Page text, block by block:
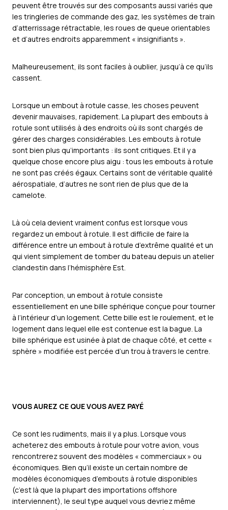
peuvent être trouvés sur des composants aussi variés que
les tringleries de commande des gaz, les systèmes de train
d’atterrissage rétractable, les roues de queue orientables
et d’autres endroits apparemment « insignifiants ».
Malheureusement, ils sont faciles à oublier, jusqu’à ce qu’ils
cassent.
Lorsque un embout à rotule casse, les choses peuvent
devenir mauvaises, rapidement. La plupart des embouts à
rotule sont utilisés à des endroits où ils sont chargés de
gérer des charges considérables. Les embouts à rotule
sont bien plus qu’importants : ils sont critiques. Et il y a
quelque chose encore plus aigu : tous les embouts à rotule
ne sont pas créés égaux. Certains sont de véritable qualité
aérospatiale, d’autres ne sont rien de plus que de la
camelote.
Là où cela devient vraiment confus est lorsque vous
regardez un embout à rotule. Il est difficile de faire la
différence entre un embout à rotule d’extrême qualité et un
qui vient simplement de tomber du bateau depuis un atelier
clandestin dans l’hémisphère Est.
Par conception, un embout à rotule consiste
essentiellement en une bille sphérique conçue pour tourner
à l’intérieur d’un logement. Cette bille est le roulement, et le
logement dans lequel elle est contenue est la bague. La
bille sphérique est usinée à plat de chaque côté, et cette «
sphère » modifiée est percée d’un trou à travers le centre.
VOUS AUREZ CE QUE VOUS AVEZ PAYÉ
Ce sont les rudiments, mais il y a plus. Lorsque vous
acheterez des embouts à rotule pour votre avion, vous
rencontrerez souvent des modèles « commerciaux » ou
économiques. Bien qu’il existe un certain nombre de
modèles économiques d’embouts à rotule disponibles
(c’est là que la plupart des importations offshore
interviennent), le seul type auquel vous devriez même